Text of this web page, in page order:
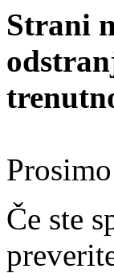
Strani
Če ste